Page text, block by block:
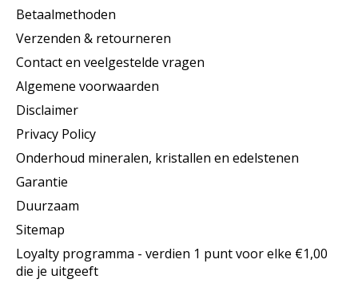
Betaalmethoden
Verzenden & retourneren
Contact en veelgestelde vragen
Algemene voorwaarden
Disclaimer
Privacy Policy
Onderhoud mineralen, kristallen en edelstenen
Garantie
Duurzaam
Sitemap
Loyalty programma - verdien 1 punt voor elke €1,00
die je uitgeeft